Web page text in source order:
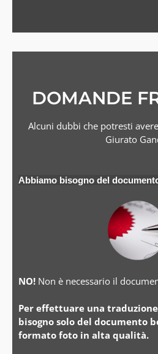
DOMANDE
Alcuni dubbi che potresti
Giurato
Abbiamo bisogno del
NO! Non è necessario il
Per effettuare una
bisogno solo del documento
formato foto in alta qualità.